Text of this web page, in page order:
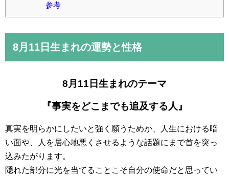
参考
8月11日 生まれの運勢と性格
8月11日生まれのテーマ
『事実をどこまでも追及する人』
真実を明らかにしたいと強く願うためか、人生における暗
い面や、人を居心地悪くさせるような話題にまで首を突っ
込みたがります。
隠れた部分に光を当てることこそ自分の使命だと思ってい